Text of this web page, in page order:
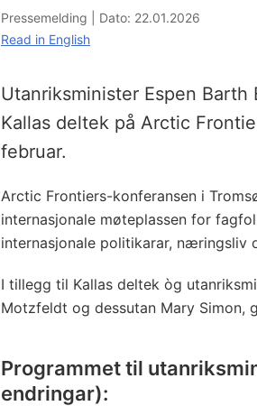
Pressemelding | Dato: 22.01.2026
Read in English
Utanriksminister Espen Barth
Kallas deltek på Arctic
februar.
Arctic Frontiers-konferansen i
internasjonale møteplassen for
internasjonale politikarar, næringsliv
I tillegg til Kallas deltek òg
Motzfeldt og dessutan Mary Simon,
Programmet til
endringar):